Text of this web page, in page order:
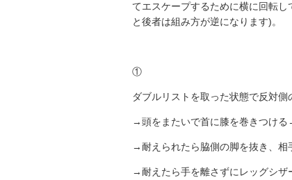
てエスケープするために横に回転
と後者は組み方が逆になります)。
①
ダブルリストを取った状態で反対
→頭をまたいで首に膝を巻きつけ
→耐えられたら脇側の脚を抜き、
→耐えたら手を離さずにレッグシザ